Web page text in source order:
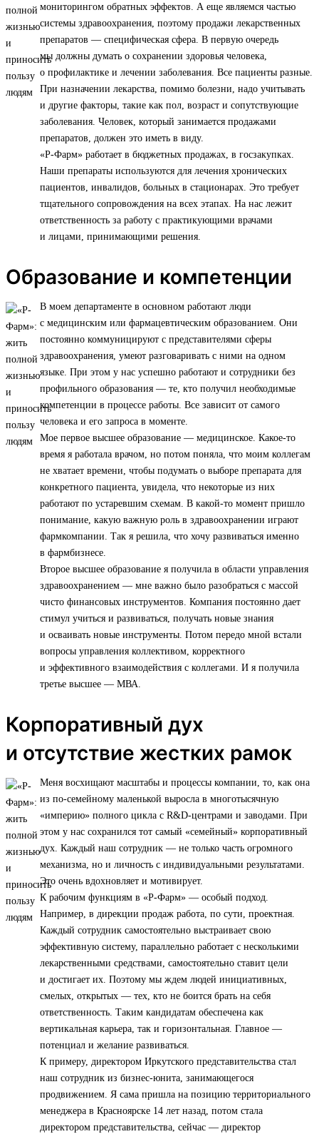
мониторингом обратных эффектов. А еще являемся частью
системы здравоохранения, поэтому продажи лекарственных
препаратов — специфическая сфера. В первую очередь
мы должны думать о сохранении здоровья человека,
о профилактике и лечении заболевания. Все пациенты разные.
При назначении лекарства, помимо болезни, надо учитывать
и другие факторы, такие как пол, возраст и сопутствующие
заболевания. Человек, который занимается продажами
препаратов, должен это иметь в виду.
«Р-Фарм» работает в бюджетных продажах, в госзакупках.
Наши препараты используются для лечения хронических
пациентов, инвалидов, больных в стационарах. Это требует
тщательного сопровождения на всех этапах. На нас лежит
ответственность за работу с практикующими врачами
и лицами, принимающими решения.
Образование и компетенции
В моем департаменте в основном работают люди
с медицинским или фармацевтическим образованием. Они
постоянно коммуницируют с представителями сферы
здравоохранения, умеют разговаривать с ними на одном
языке. При этом у нас успешно работают и сотрудники без
профильного образования — те, кто получил необходимые
компетенции в процессе работы. Все зависит от самого
человека и его запроса в моменте.
Мое первое высшее образование — медицинское. Какое-то
время я работала врачом, но потом поняла, что моим коллегам
не хватает времени, чтобы подумать о выборе препарата для
конкретного пациента, увидела, что некоторые из них
работают по устаревшим схемам. В какой-то момент пришло
понимание, какую важную роль в здравоохранении играют
фармкомпании. Так я решила, что хочу развиваться именно
в фармбизнесе.
Второе высшее образование я получила в области управления
здравоохранением — мне важно было разобраться с массой
чисто финансовых инструментов. Компания постоянно дает
стимул учиться и развиваться, получать новые знания
и осваивать новые инструменты. Потом передо мной встали
вопросы управления коллективом, корректного
и эффективного взаимодействия с коллегами. И я получила
третье высшее — МВА.
Корпоративный дух
и отсутствие жестких рамок
Меня восхищают масштабы и процессы компании, то, как она
из по-семейному маленькой выросла в многотысячную
«империю» полного цикла с R&D-центрами и заводами. При
этом у нас сохранился тот самый «семейный» корпоративный
дух. Каждый наш сотрудник — не только часть огромного
механизма, но и личность с индивидуальными результатами.
Это очень вдохновляет и мотивирует.
К рабочим функциям в «Р-Фарм» — особый подход.
Например, в дирекции продаж работа, по сути, проектная.
Каждый сотрудник самостоятельно выстраивает свою
эффективную систему, параллельно работает с несколькими
лекарственными средствами, самостоятельно ставит цели
и достигает их. Поэтому мы ждем людей инициативных,
смелых, открытых — тех, кто не боится брать на себя
ответственность. Таким кандидатам обеспечена как
вертикальная карьера, так и горизонтальная. Главное —
потенциал и желание развиваться.
К примеру, директором Иркутского представительства стал
наш сотрудник из бизнес-юнита, занимающегося
продвижением. Я сама пришла на позицию территориального
менеджера в Красноярске 14 лет назад, потом стала
директором представительства, сейчас — директор